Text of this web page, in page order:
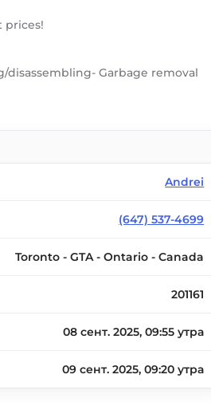
prices!
disassembling- Garbage removal
Andrei
(647) 537-4699
Toronto - GTA - Ontario - Canada
201161
08 сент. 2025, 09:55 утра
09 сент. 2025, 09:20 утра